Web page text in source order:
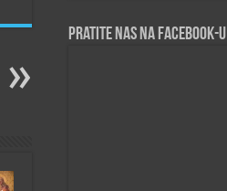
Pratite nas na Facebook-u